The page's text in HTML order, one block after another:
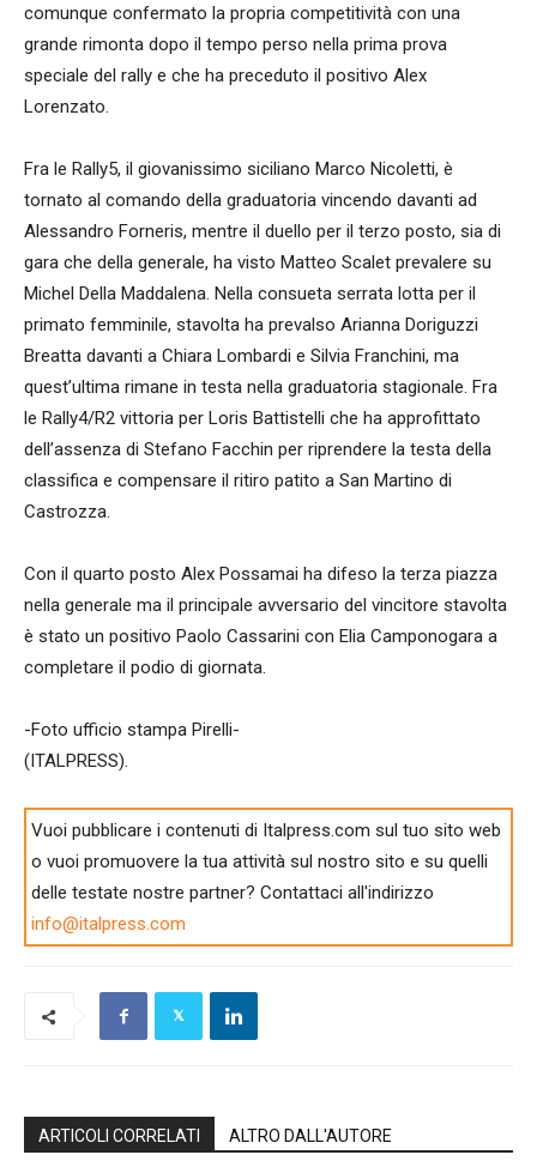
comunque confermato la propria competitività con una
grande rimonta dopo il tempo perso nella prima prova
speciale del rally e che ha preceduto il positivo Alex
Lorenzato.
Fra le Rally5, il giovanissimo siciliano Marco Nicoletti, è
tornato al comando della graduatoria vincendo davanti ad
Alessandro Forneris, mentre il duello per il terzo posto, sia di
gara che della generale, ha visto Matteo Scalet prevalere su
Michel Della Maddalena. Nella consueta serrata lotta per il
primato femminile, stavolta ha prevalso Arianna Doriguzzi
Breatta davanti a Chiara Lombardi e Silvia Franchini, ma
quest’ultima rimane in testa nella graduatoria stagionale. Fra
le Rally4/R2 vittoria per Loris Battistelli che ha approfittato
dell’assenza di Stefano Facchin per riprendere la testa della
classifica e compensare il ritiro patito a San Martino di
Castrozza.
Con il quarto posto Alex Possamai ha difeso la terza piazza
nella generale ma il principale avversario del vincitore stavolta
è stato un positivo Paolo Cassarini con Elia Camponogara a
completare il podio di giornata.
-Foto ufficio stampa Pirelli-
(ITALPRESS).
Vuoi pubblicare i contenuti di Italpress.com sul tuo sito web
o vuoi promuovere la tua attività sul nostro sito e su quelli
delle testate nostre partner? Contattaci all'indirizzo
info@italpress.com
ARTICOLI CORRELATI ALTRO DALL'AUTORE